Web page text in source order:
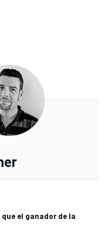
el ganador de la